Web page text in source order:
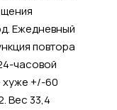
Ежедневный
повтора
часовой
хуже +/-60
Вес 33,4